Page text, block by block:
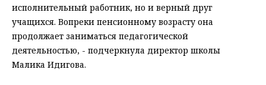
исполнительный работник, но и верный друг
учащихся. Вопреки пенсионному возрасту она
продолжает заниматься педагогической
деятельностью, - подчеркнула директор школы
Малика Идигова.